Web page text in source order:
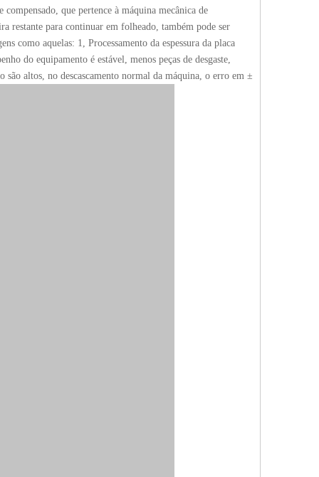
que pertence à máquina mecânica de
restante para continuar em folheado, também pode ser
como aquelas: 1, Processamento da espessura da placa
do equipamento é estável, menos peças de desgaste,
altos, no descascamento normal da máquina, o erro em ±